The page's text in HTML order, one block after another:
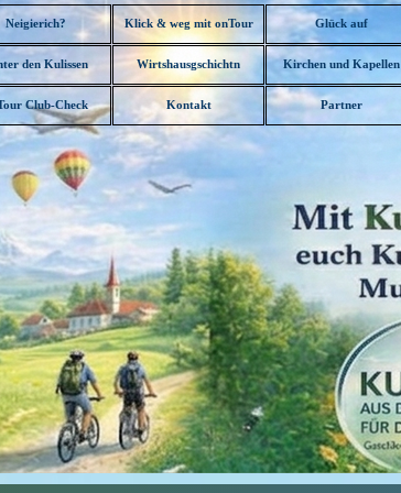
Menü überspringen
▼
Neigierich? Klick & weg mit onTour Glück auf
den Kulissen ▼
Wirtshausgschichtn ▼
Kirchen und Kapellen
Club-Check Kontakt ▼
Partner